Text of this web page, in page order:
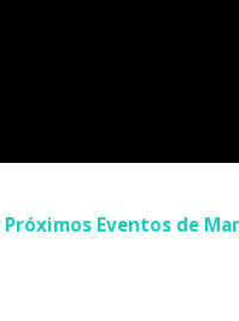
Próximos Eventos de